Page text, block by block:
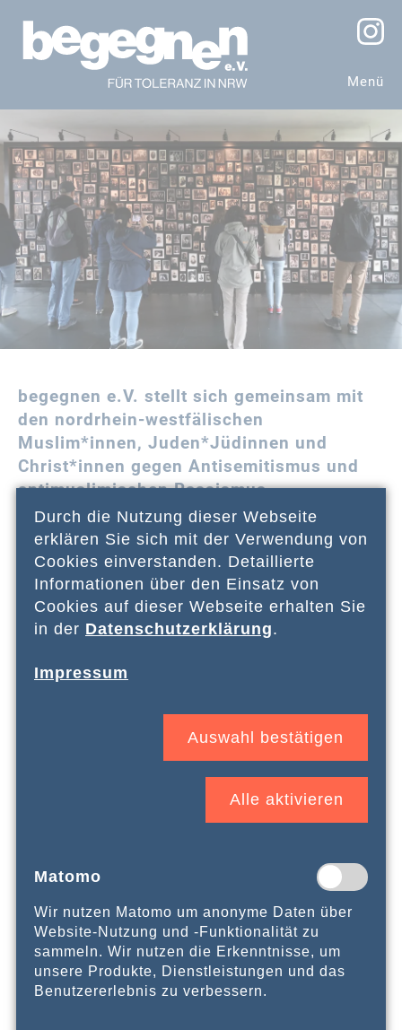
Menü
begegnen e.V. stellt sich gemeinsam mit
den nordrhein-westfälischen
Muslim*innen, Juden*Jüdinnen und
Christ*innen gegen Antisemitismus und
antimuslimischen Rassismus.
Hier informieren wir über aktuelle
Begegnungsreisen, Vorträge,
Podiumsdiskussion und Workshops. Wir
freuen uns über Ihr Interesse!
Durch die Nutzung dieser Webseite
erklären Sie sich mit der Verwendung von
Cookies einverstanden. Detaillierte
Informationen über den Einsatz von
Cookies auf dieser Webseite erhalten Sie
in der Datenschutzerklärung.
Impressum
Auswahl bestätigen
Alle aktivieren
Matomo
Wir nutzen Matomo um anonyme Daten über
Website-Nutzung und -Funktionalität zu
sammeln. Wir nutzen die Erkenntnisse, um
unsere Produkte, Dienstleistungen und das
Benutzererlebnis zu verbessern.